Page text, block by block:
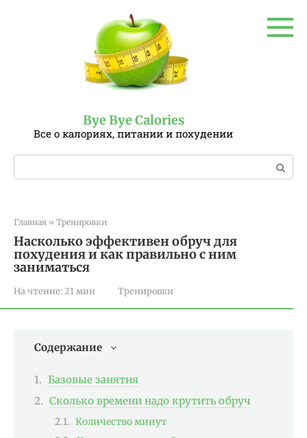
Bye Bye Calories
Все о калориях, питании и похудении
Поиск:
Главная » Тренировки
Насколько эффективен обруч для
похудения и как правильно с ним
заниматься
На чтение: 21 мин Тренировки
Содержание
Базовые занятия
Сколько времени надо крутить обруч
Количество минут